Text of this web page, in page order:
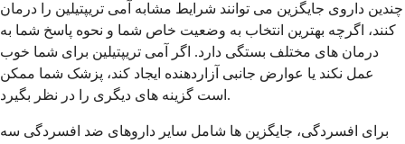
چندین داروی جایگزین می توانند شرایط مشابه آمی تریپتیلین را درمان
کنند، اگرچه بهترین انتخاب به وضعیت خاص شما و نحوه پاسخ شما به
درمان های مختلف بستگی دارد. اگر آمی تریپتیلین برای شما خوب
عمل نکند یا عوارض جانبی آزاردهنده ایجاد کند، پزشک شما ممکن
است گزینه های دیگری را در نظر بگیرد.
برای افسردگی، جایگزین ها شامل سایر داروهای ضد افسردگی سه